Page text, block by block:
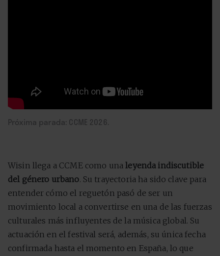
Próxima parada: CCME 2026.
Wisin llega a CCME como unaleyenda indiscutible
del género urbano. Su trayectoria ha sido clave para
entender cómo el reguetón pasó de ser un
movimiento local a convertirse en una de las fuerzas
culturales más influyentes de la música global. Su
actuación en el festival será, además, su única fecha
confirmada hasta el momento en España, lo que